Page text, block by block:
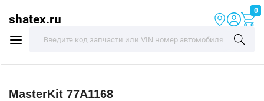
shatex.ru
0
MasterKit 77A1168